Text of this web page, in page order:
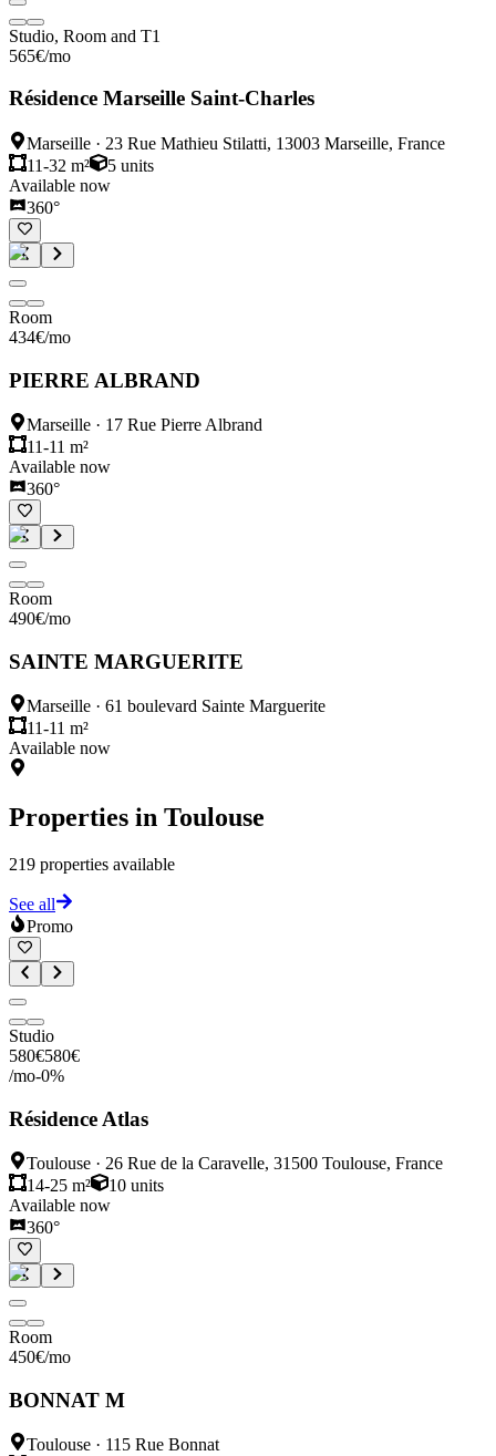
Studio, Room and T1
565€/mo
Résidence Marseille Saint-Charles
Marseille · 23 Rue Mathieu Stilatti, 13003 Marseille, France
11-32 m²
5 units
Available now
360°
Room
434€/mo
PIERRE ALBRAND
Marseille · 17 Rue Pierre Albrand
11-11 m²
Available now
360°
Room
490€/mo
SAINTE MARGUERITE
Marseille · 61 boulevard Sainte Marguerite
11-11 m²
Available now
Properties in Toulouse
219 properties available
See all
Promo
Studio
580€580€
/mo-0%
Résidence Atlas
Toulouse · 26 Rue de la Caravelle, 31500 Toulouse, France
14-25 m²
10 units
Available now
360°
Room
450€/mo
BONNAT M
Toulouse · 115 Rue Bonnat